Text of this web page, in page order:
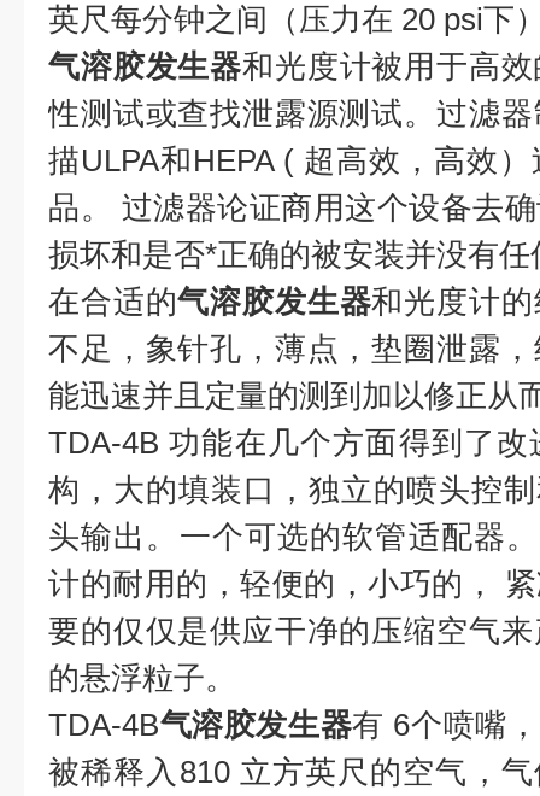
英尺每分钟之间（压力在 20 psi下
气溶胶发生器和光度计被用于高
性测试或查找泄露源测试。过滤
描ULPA和HEPA ( 超高效，高效
品。 过滤器论证商用这个设备去
损坏和是否*正确的被安装并没有任
在合适的气溶胶发生器和光度计
不足，象针孔，薄点，垫圈泄露
能迅速并且定量的测到加以修正从
TDA-4B 功能在几个方面得到了
构，大的填装口，独立的喷头控
头输出。一个可选的软管适配器
计的耐用的，轻便的，小巧的，
要的仅仅是供应干净的压缩空气
的悬浮粒子。
TDA-4B气溶胶发生器有 6个喷嘴
被稀释入810 立方英尺的空气，